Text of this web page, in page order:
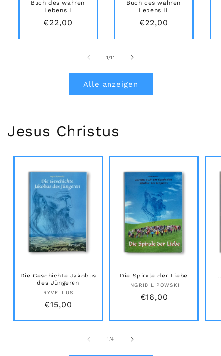
Buch des wahren
Lebens I
Normaler
€22,00
Buch des wahren
Lebens II
Normaler
€22,00
1/von
11
Alle anzeigen
Jesus Christus
Die Geschichte Jakobus
des Jüngeren
Anbieter:
RYVELLUS
Normaler
€15,00
Die Spirale der Liebe
Anbieter:
INGRID LIPOWSKI
Normaler
€16,00
1/von
4